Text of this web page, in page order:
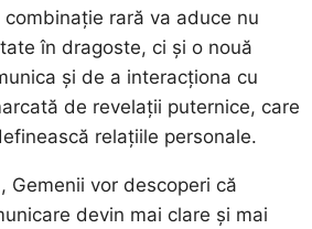
rară va aduce nu
în dragoste, ci și o nouă
și de a interacționa cu
de revelații puternice, care
relațiile personale.
Gemenii vor descoperi că
devin mai clare și mai